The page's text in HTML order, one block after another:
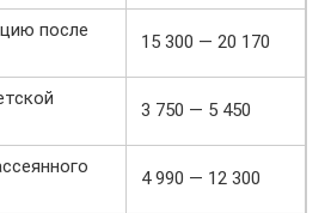
после
15 300 — 20 170
3 750 — 5 450
4 990 — 12 300